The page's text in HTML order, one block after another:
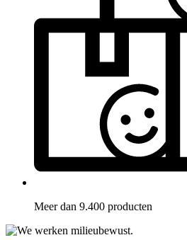
Meer dan 9.400 producten